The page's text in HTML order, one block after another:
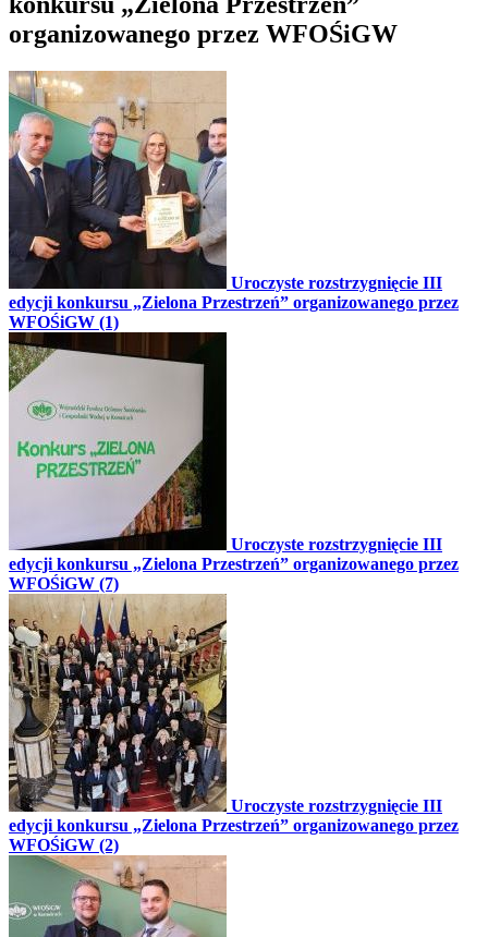
organizowanego przez WFOŚiGW
Uroczyste rozstrzygnięcie III
edycji konkursu „Zielona Przestrzeń” organizowanego przez
WFOŚiGW (1)
Uroczyste rozstrzygnięcie III
edycji konkursu „Zielona Przestrzeń” organizowanego przez
WFOŚiGW (7)
Uroczyste rozstrzygnięcie III
edycji konkursu „Zielona Przestrzeń” organizowanego przez
WFOŚiGW (2)